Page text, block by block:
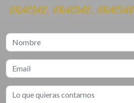
GRACIAS, GRACIAS,